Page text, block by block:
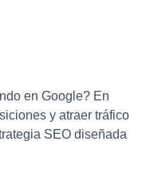
en Google? En
y atraer tráfico
SEO diseñada